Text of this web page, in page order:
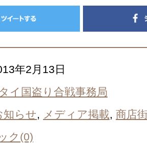
年2月13日
イ国盗り合戦事務局
知らせ, メディア掲載, 商店
ク(0)